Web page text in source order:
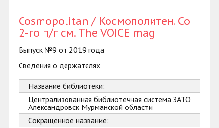
Cosmopolitan / Космополитен. Со
2-го п/г см. The VOICE mag
Выпуск №9 от 2019 года
Сведения о держателях
Название библиотеки:
Централизованная библиотечная система ЗАТО
Александровск Мурманской области
Сокращенное название: